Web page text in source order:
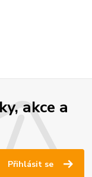
akce a
Přihlásit se